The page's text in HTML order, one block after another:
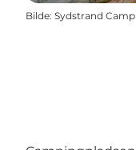
Bilde: Sydstrand